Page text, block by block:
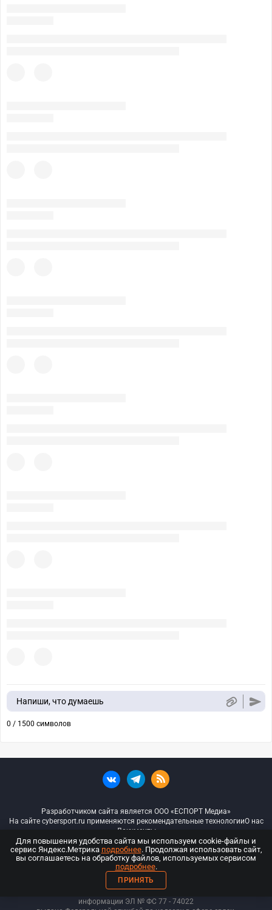
Напиши, что думаешь
0 / 1500 символов
Разработчиком сайта является ООО «ЕСПОРТ Медиа»
На сайте cybersport.ru применяются рекомендательные технологииО нас
Документы
© ООО «Киберспорт.ру» — Все права защищены
18+
ООО «Киберспорт.ру». Свидетельство о регистрации средств массовой
информации ЭЛ № ФС 77 - 74022
Для повышения удобства сайта мы используем cookie-файлы и
сервис Яндекс.Метрика подробнее. Продолжая использовать сайт,
вы соглашаетесь на обработку файлов, используемых сервисом
подробнее.
ПРИНЯТЬ